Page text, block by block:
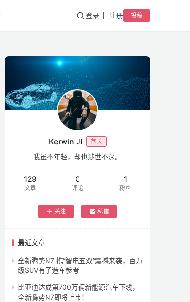
登录 注册 投稿
Kerwin JI 酋长
我虽不年轻，却也涉世不深。
129
文章
0
评论
1
粉丝
关注 私信
最近文章
全新腾势N7 携“智电五双”震撼来袭，百万
级SUV有了造车参考
比亚迪达成第700万辆新能源汽车下线，
全新腾势N7即将上市！